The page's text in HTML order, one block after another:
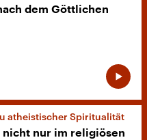
dem Göttlichen
atheistischer Spiritualität
nur im religiösen